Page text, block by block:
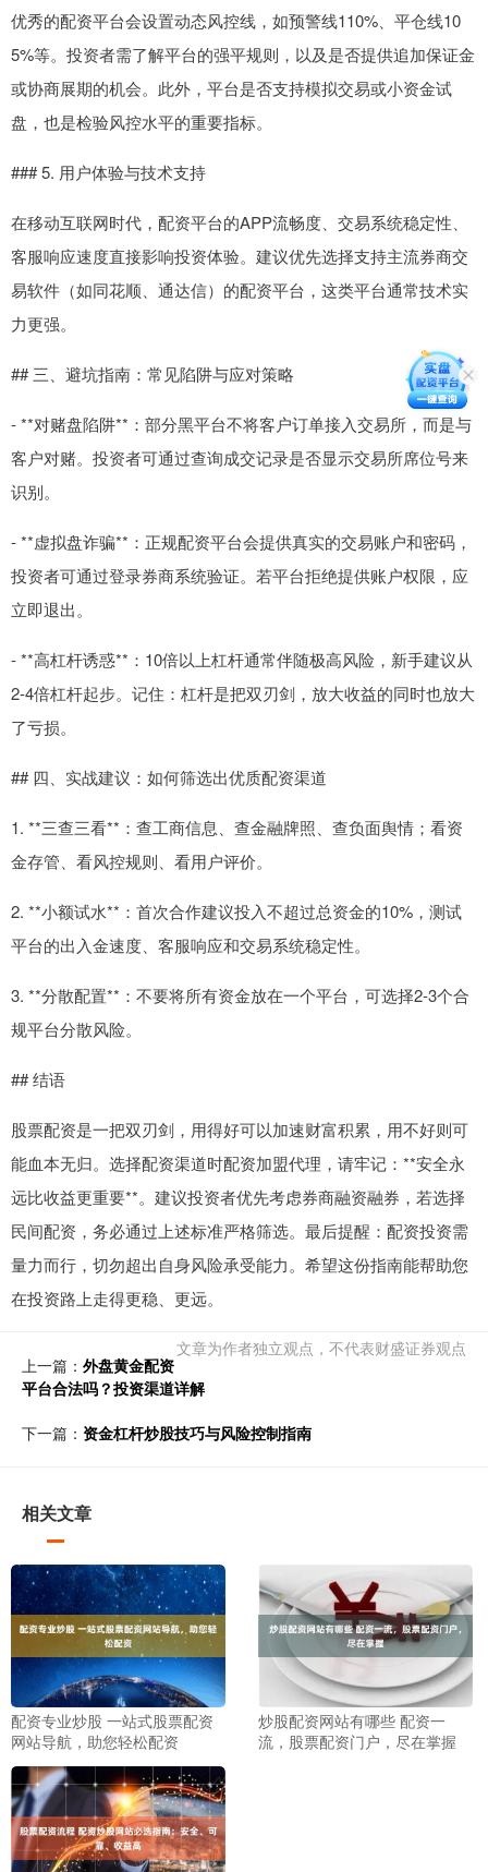
优秀的配资平台会设置动态风控线，如预警线110%、平仓线10
5%等。投资者需了解平台的强平规则，以及是否提供追加保证金
或协商展期的机会。此外，平台是否支持模拟交易或小资金试
盘，也是检验风控水平的重要指标。
### 5. 用户体验与技术支持
在移动互联网时代，配资平台的APP流畅度、交易系统稳定性、
客服响应速度直接影响投资体验。建议优先选择支持主流券商交
易软件（如同花顺、通达信）的配资平台，这类平台通常技术实
力更强。
## 三、避坑指南：常见陷阱与应对策略
- **对赌盘陷阱**：部分黑平台不将客户订单接入交易所，而是与
客户对赌。投资者可通过查询成交记录是否显示交易所席位号来
识别。
- **虚拟盘诈骗**：正规配资平台会提供真实的交易账户和密码，
投资者可通过登录券商系统验证。若平台拒绝提供账户权限，应
立即退出。
- **高杠杆诱惑**：10倍以上杠杆通常伴随极高风险，新手建议从
2-4倍杠杆起步。记住：杠杆是把双刃剑，放大收益的同时也放大
了亏损。
## 四、实战建议：如何筛选出优质配资渠道
1. **三查三看**：查工商信息、查金融牌照、查负面舆情；看资
金存管、看风控规则、看用户评价。
2. **小额试水**：首次合作建议投入不超过总资金的10%，测试
平台的出入金速度、客服响应和交易系统稳定性。
3. **分散配置**：不要将所有资金放在一个平台，可选择2-3个合
规平台分散风险。
## 结语
股票配资是一把双刃剑，用得好可以加速财富积累，用不好则可
能血本无归。选择配资渠道时配资加盟代理，请牢记：**安全永
远比收益更重要**。建议投资者优先考虑券商融资融券，若选择
民间配资，务必通过上述标准严格筛选。最后提醒：配资投资需
量力而行，切勿超出自身风险承受能力。希望这份指南能帮助您
在投资路上走得更稳、更远。
文章为作者独立观点，不代表财盛证券观点
上一篇： 外盘黄金配资
平台合法吗？投资渠道详解
下一篇： 资金杠杆炒股技巧与风险控制指南
相关文章
配资专业炒股 一站式股票配资
网站导航，助您轻松配资
炒股配资网站有哪些 配资一
流，股票配资门户，尽在掌握